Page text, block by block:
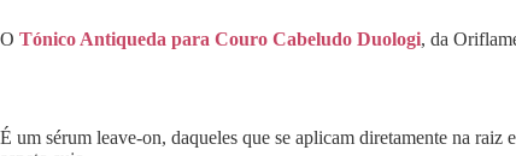
O Tónico Antiqueda para Couro Cabeludo Duologi, da
É um sérum leave-on, daqueles que se aplicam diretamente na